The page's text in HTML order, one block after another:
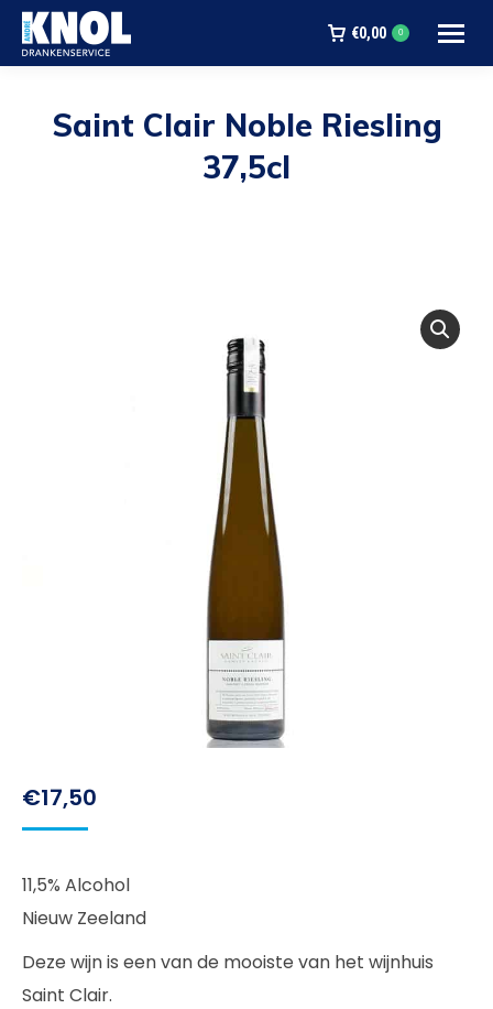
€0,00 0
Saint Clair Noble Riesling
37,5cl
€17,50
11,5% Alcohol
Nieuw Zeeland
Deze wijn is een van de mooiste van het wijnhuis
Saint Clair.